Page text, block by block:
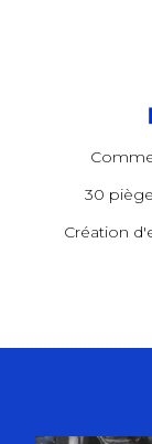
30
Création